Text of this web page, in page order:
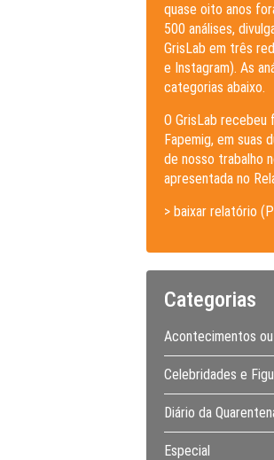
quase oito anos
500 análises,
GrisLab em três
e Instagram). As
categorias abaixo.
O GrisLab recebeu
Fapemig, em suas
de nosso trabalho
apresentada no
> baixar relatório
Categorias
Acontecimentos
Celebridades e
Diário da
Especial